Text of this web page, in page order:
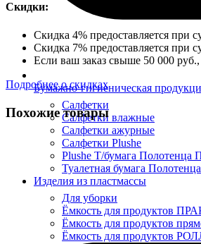
Бумажно-гигиеническая
Салфетки
Салфетки влажные
Салфетки ажурные
Салфетки Plushe
Plushe Т/бумага Полотенца
Туалетная бумага Полотенца
Изделия из пластмассы
Для уборки
Ёмкость для продуктов
Ёмкость для продуктов
Ёмкость для продуктов
Скидки:
Скидка 4% предоставляется при
Скидка 7% предоставляется при
Если ваш заказ свыше 50 000
Подробнее о скидках
Похожие товары